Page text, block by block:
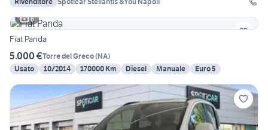
6
Fiat Panda
5.000 €Torre del Greco(NA)
Usato
10/2014 170000 Km Diesel Manuale Euro 5